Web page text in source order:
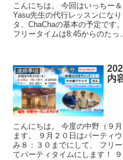
こんにちは。 今回はいっちー
Yasu先生の代行レッスンにな
タ、ChaChaの基本の予定です
フリータイムは8:45からのたっ
連絡事項
内
こんにちは。 今度の中野（９
ます。 ９月２０日はパーティ
み８：３０までにして、 フリ
てパーティタイムにします！ ９